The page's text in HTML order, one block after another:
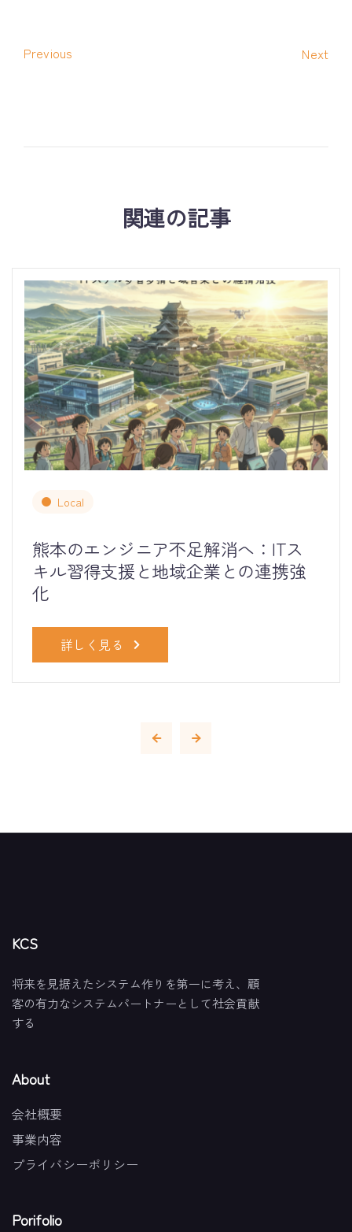
Previous Next
関連の記事
Local
熊本のエンジニア不足解消へ：ITス
キル習得支援と地域企業との連携強
化
詳しく見る
KCS
将来を見据えたシステム作りを第一に考え、顧
客の有力なシステムパートナーとして社会貢献
する
About
会社概要
事業内容
プライバシーポリシー
Porifolio